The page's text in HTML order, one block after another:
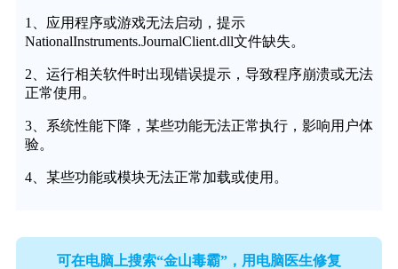
1、应用程序或游戏无法启动，提示
NationalInstruments.JournalClient.dll文件缺失。
2、运行相关软件时出现错误提示，导致程序崩溃或无法
正常使用。
3、系统性能下降，某些功能无法正常执行，影响用户体
验。
4、某些功能或模块无法正常加载或使用。
可在电脑上搜索“金山毒霸”，用电脑医生修复